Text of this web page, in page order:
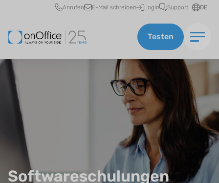
Schnellzugriff
Anrufen E-Mail schreiben Login Support DE
Testen
Softwareschulungen